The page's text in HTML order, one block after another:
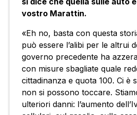
vostro Marattin.
«Eh no, basta con questa
può essere l’alibi per le altrui
governo precedente ha
con misure sbagliate quale
cittadinanza e quota 100. Ci è
non si possono toccare.
ulteriori danni: l’aumento